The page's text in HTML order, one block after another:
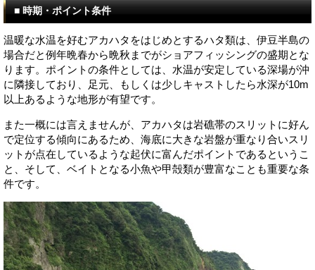
■ 時期・ポイント条件
温暖な水温を好むアカハタをはじめとするハタ類は、伊豆半島の
場合だと例年晩春から晩秋までがショアフィッシングの盛期とな
ります。ポイントの条件としては、水温が安定している深場が沖
に隣接しており、足元、もしくは少しキャストしたら水深が10m
以上あるような地形が有望です。
また一概には言えませんが、アカハタは岩礁帯のスリットに好ん
で定位する傾向にあるため、海底に大きな岩盤が重なり合いスリ
ットが点在しているような起伏に富んだポイントであるというこ
と、そして、ベイトとなる小魚や甲殻類が豊富なことも重要な条
件です。